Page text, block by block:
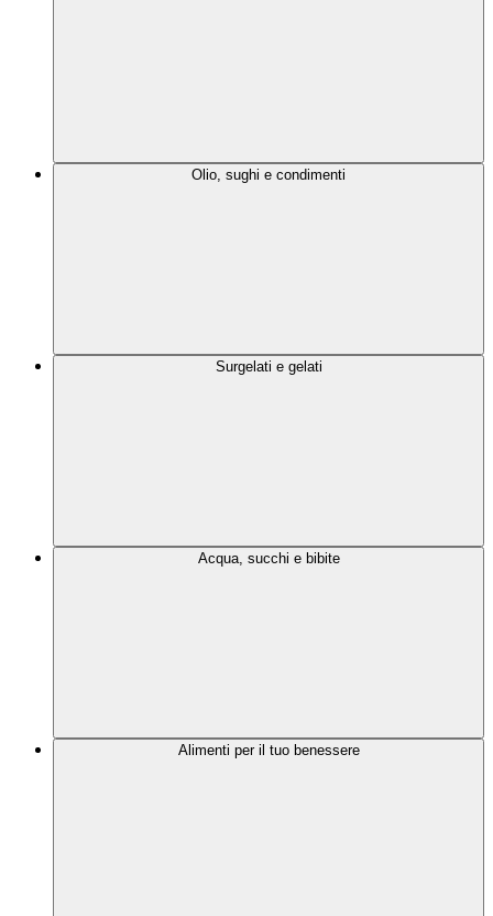
Olio, sughi e condimenti
Surgelati e gelati
Acqua, succhi e bibite
Alimenti per il tuo benessere